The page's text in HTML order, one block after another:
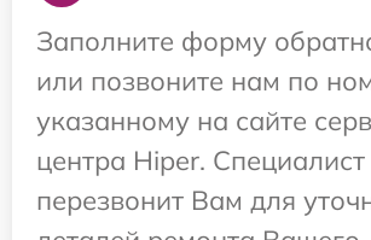
Заполните форму
или позвоните нам по
указанному на сайте
центра Hiper. Специалист
перезвонит Вам для